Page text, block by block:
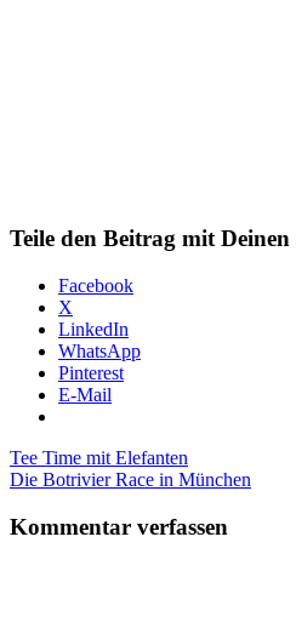
Teile den Beitrag mit
Facebook
X
LinkedIn
WhatsApp
Pinterest
E-Mail
Beitragsnavigation
Vorheriger
Beitrag:
Tee Time mit Elefanten
Nächster
Die Botrivier Race in München
Kommentar verfassen